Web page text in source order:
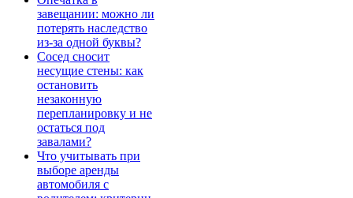
завещании: можно ли
потерять наследство
из-за одной буквы?
Сосед сносит
несущие стены: как
остановить
незаконную
перепланировку и не
остаться под
завалами?
Что учитывать при
выборе аренды
автомобиля с